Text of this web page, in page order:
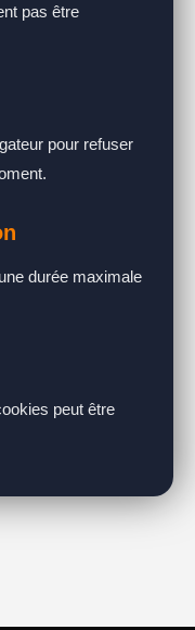
pas être
pour refuser
durée maximale
peut être